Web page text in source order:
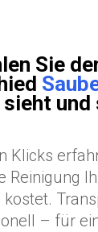
Sie
sieht
Klicks
Reinigung
kostet.
– für